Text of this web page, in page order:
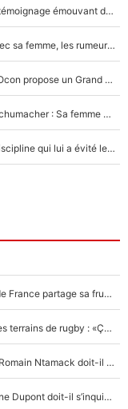
F1 : « Je lui ai fait un câlin, puis j’ai dû partir...», le témoignage émouvant de Max Verstappen sur sa fille
F1 : Charles Leclerc surpris par les paparazzis avec sa femme, les rumeurs étaient vraies !
Comme pour le final du Tour de France, Esteban Ocon propose un Grand Prix de Formule 1 à Paris : «Autour de l’Arc de Triomphe, ce serait génial» !
Nouvelle rumeur autour de la santé de Michael Schumacher : Sa femme Corinna sort du silence
F1 - Lewis Hamilton victime de harcèlement, la discipline qui lui a évité le pire : «J'aurais probablement mal tourné»
Mis de côté par Fabien Galthié, un joueur du XV de France partage sa frustration : «ils ne me l’ont pas dit tout de suite»
La raison d'être de Matthieu Jalibert en dehors des terrains de rugby : «Ça m'atteint autant que si tu touches à un membre de ma famille»
XV de France - Matthieu Jalibert a tout changé : Romain Ntamack doit-il s’inquiéter pour sa place à un an de la Coupe du monde ?
«Le XV de France est meilleur avec Lucu» : Antoine Dupont doit-il s’inquiéter pour sa place ?